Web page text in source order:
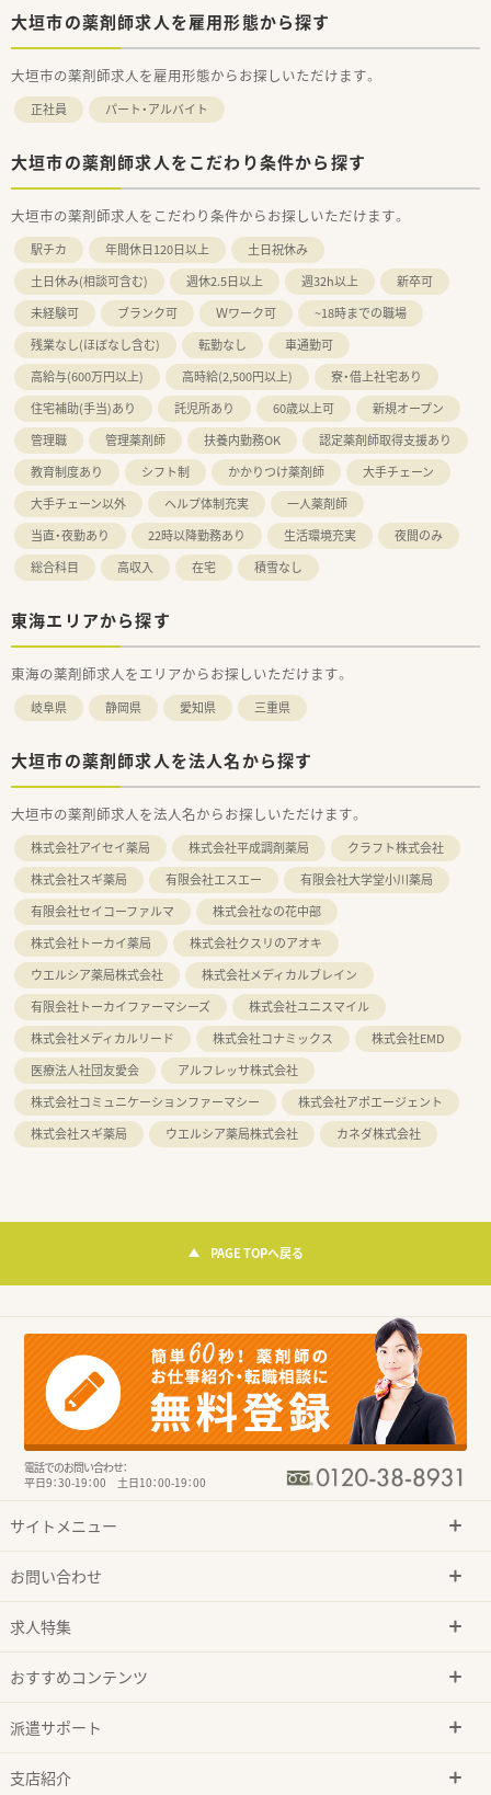
大垣市の薬剤師求人を雇用形態から探す
大垣市の薬剤師求人を雇用形態からお探しいただけます。
正社員 パート・アルバイト
大垣市の薬剤師求人をこだわり条件から探す
大垣市の薬剤師求人をこだわり条件からお探しいただけます。
駅チカ 年間休日120日以上
土日祝休み
土日休み(相談可含む)
週休2.5日以上 週32h以上
新卒可
未経験可
ブランク可 Ｗワーク可
~18時までの職場
残業なし(ほぼなし含む)
転勤なし
車通勤可
高給与(600万円以上)
高時給(2,500円以上)
寮・借上社宅あり
住宅補助(手当)あり
託児所あり 60歳以上可
新規オープン
管理職
管理薬剤師 扶養内勤務OK
認定薬剤師取得支援あり
教育制度あり
シフト制 かかりつけ薬剤師
大手チェーン
大手チェーン以外
ヘルプ体制充実
一人薬剤師
当直・夜勤あり
22時以降勤務あり 生活環境充実
夜間のみ
総合科目
高収入 在宅 積雪なし
東海エリアから探す
東海の薬剤師求人をエリアからお探しいただけます。
岐阜県 静岡県 愛知県 三重県
大垣市の薬剤師求人を法人名から探す
大垣市の薬剤師求人を法人名からお探しいただけます。
株式会社アイセイ薬局 株式会社平成調剤薬局
クラフト株式会社
株式会社スギ薬局
有限会社エスエー
有限会社大学堂小川薬局
有限会社セイコーファルマ
株式会社なの花中部
株式会社トーカイ薬局
株式会社クスリのアオキ
ウエルシア薬局株式会社
株式会社メディカルブレイン
有限会社トーカイファーマシーズ
株式会社ユニスマイル
株式会社メディカルリード
株式会社コナミックス
株式会社EMD
医療法人社団友愛会
アルフレッサ株式会社
株式会社コミュニケーションファーマシー
株式会社アポエージェント
株式会社スギ薬局
ウエルシア薬局株式会社 カネダ株式会社
PAGE TOPへ戻る
電話でのお問い合わせ：
平日9：30-19：00 土日10：00-19：00
サイトメニュー
お問い合わせ
求人特集
おすすめコンテンツ
派遣サポート
支店紹介